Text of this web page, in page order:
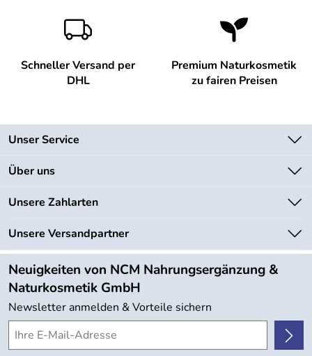
Schneller Versand per
DHL
Premium Naturkosmetik
zu fairen Preisen
Unser Service
Kontakt
Lieferbedingungen
Kundenlogin
Über uns
Unsere Bestseller
Neu
Angebote
Kundenbewertungen (754)
4,9/5*****
Unsere Zahlarten
Unsere Versandpartner
Neuigkeiten von NCM Nahrungsergänzung &
Naturkosmetik GmbH
Newsletter anmelden & Vorteile sichern